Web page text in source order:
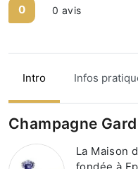
0 0 avis
Intro Infos
Champagne
La Maison